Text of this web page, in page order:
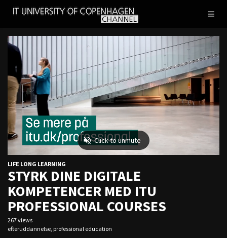
IT
COPENHAGEN
LIFE LONG LEARNING
STYRK DINE DIGITALE
KOMPETENCER MED ITU
PROFESSIONAL COURSES
267 views
efteruddannelse, professional education